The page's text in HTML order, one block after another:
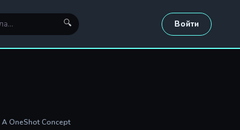
🔍 Войти
A OneShot Concept